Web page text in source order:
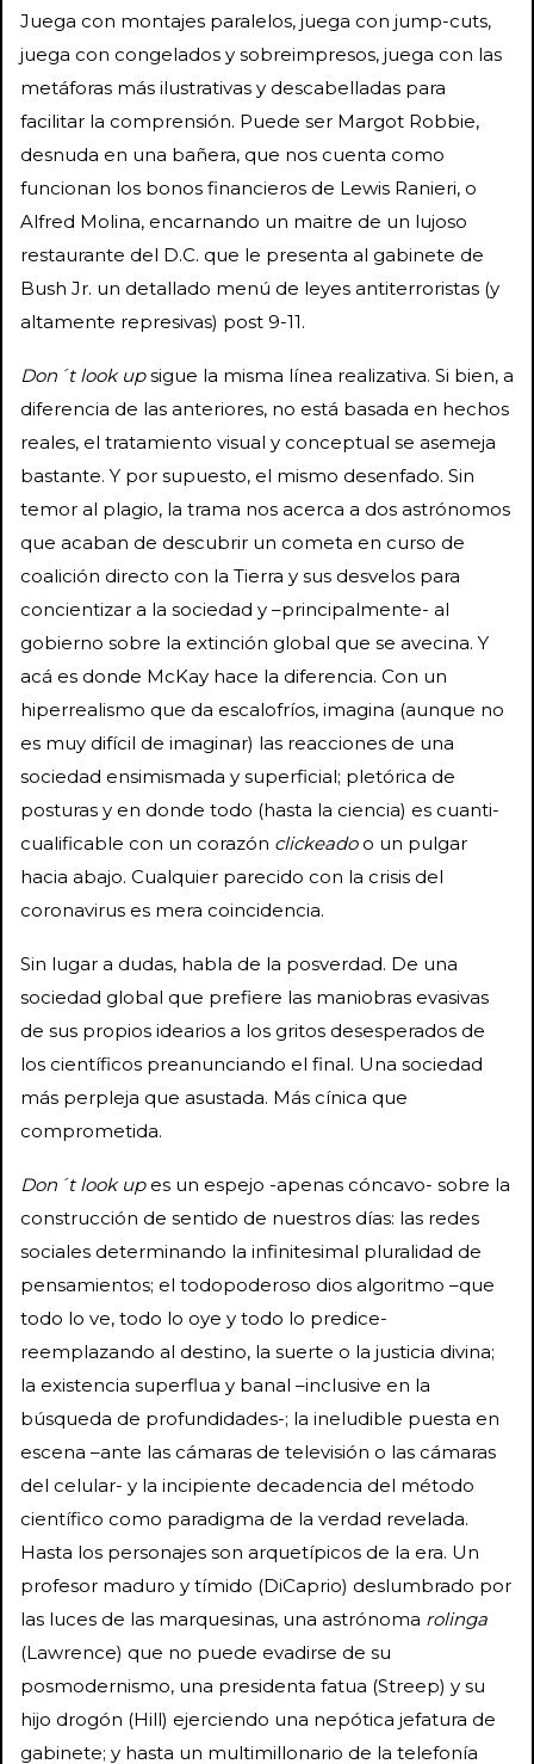
Juega con montajes paralelos, juega con jump-cuts,
juega con congelados y sobreimpresos, juega con las
metáforas más ilustrativas y descabelladas para
facilitar la comprensión. Puede ser Margot Robbie,
desnuda en una bañera, que nos cuenta como
funcionan los bonos financieros de Lewis Ranieri, o
Alfred Molina, encarnando un maitre de un lujoso
restaurante del D.C. que le presenta al gabinete de
Bush Jr. un detallado menú de leyes antiterroristas (y
altamente represivas) post 9-11.
Don´t look upsigue la misma línea realizativa. Si bien, a
diferencia de las anteriores, no está basada en hechos
reales, el tratamiento visual y conceptual se asemeja
bastante. Y por supuesto, el mismo desenfado. Sin
temor al plagio, la trama nos acerca a dos astrónomos
que acaban de descubrir un cometa en curso de
coalición directo con la Tierra y sus desvelos para
concientizar a la sociedad y –principalmente- al
gobierno sobre la extinción global que se avecina. Y
acá es donde McKay hace la diferencia. Con un
hiperrealismo que da escalofríos, imagina (aunque no
es muy difícil de imaginar) las reacciones de una
sociedad ensimismada y superficial; pletórica de
posturas y en donde todo (hasta la ciencia) es cuanti-
cualificable con un corazón clickeadoo un pulgar
hacia abajo. Cualquier parecido con la crisis del
coronavirus es mera coincidencia.
Sin lugar a dudas, habla de la posverdad. De una
sociedad global que prefiere las maniobras evasivas
de sus propios idearios a los gritos desesperados de
los científicos preanunciando el final. Una sociedad
más perpleja que asustada. Más cínica que
comprometida.
Don´t look upes un espejo -apenas cóncavo- sobre la
construcción de sentido de nuestros días: las redes
sociales determinando la infinitesimal pluralidad de
pensamientos; el todopoderoso dios algoritmo –que
todo lo ve, todo lo oye y todo lo predice-
reemplazando al destino, la suerte o la justicia divina;
la existencia superflua y banal –inclusive en la
búsqueda de profundidades-; la ineludible puesta en
escena –ante las cámaras de televisión o las cámaras
del celular- y la incipiente decadencia del método
científico como paradigma de la verdad revelada.
Hasta los personajes son arquetípicos de la era. Un
profesor maduro y tímido (DiCaprio) deslumbrado por
las luces de las marquesinas, una astrónoma rolinga
(Lawrence) que no puede evadirse de su
posmodernismo, una presidenta fatua (Streep) y su
hijo drogón (Hill) ejerciendo una nepótica jefatura de
gabinete; y hasta un multimillonario de la telefonía